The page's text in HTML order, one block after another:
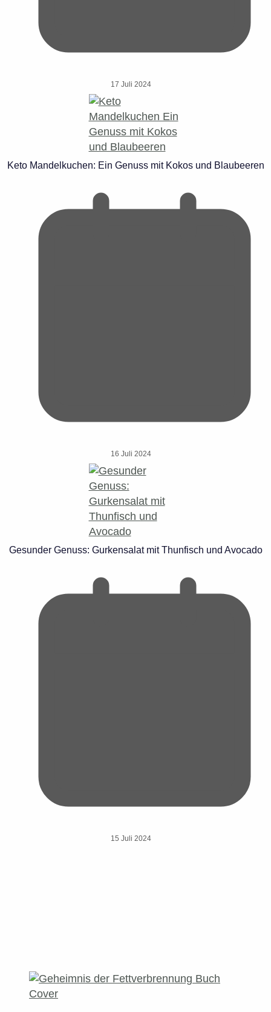
17 Juli 2024
Keto Mandelkuchen: Ein Genuss mit Kokos und Blaubeeren
16 Juli 2024
Gesunder Genuss: Gurkensalat mit Thunfisch und Avocado
15 Juli 2024